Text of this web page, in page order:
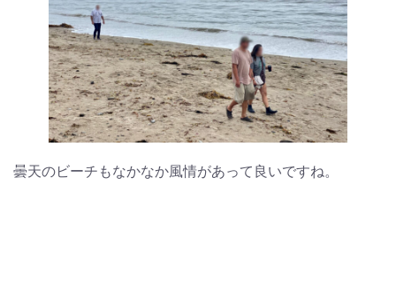
曇天のビーチもなかなか風情があって良いですね。